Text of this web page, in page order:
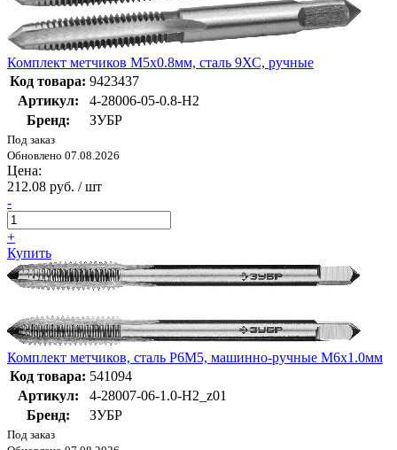
Комплект метчиков М5x0.8мм, сталь 9ХС, ручные
Код товара: 9423437
Артикул:
4-28006-05-0.8-H2
Бренд:
ЗУБР
Под заказ
Обновлено 07.08.2026
Цена:
212.08 руб. / шт
-
+
Купить
Комплект метчиков, сталь Р6М5, машинно-ручные М6x1.0мм
Код товара: 541094
Артикул:
4-28007-06-1.0-H2_z01
Бренд:
ЗУБР
Под заказ